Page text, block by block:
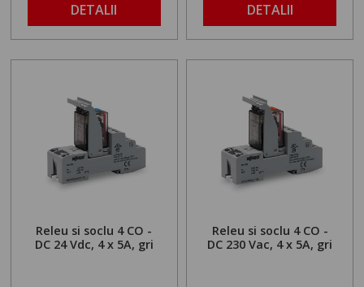
DETALII DETALII
Releu si soclu 4 CO -
DC 24 Vdc, 4 x 5A, gri
Releu si soclu 4 CO -
DC 230 Vac, 4 x 5A, gri